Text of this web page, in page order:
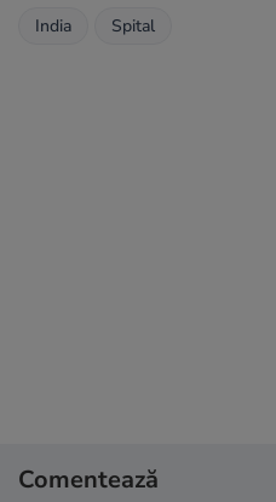
India Spital
Comentează